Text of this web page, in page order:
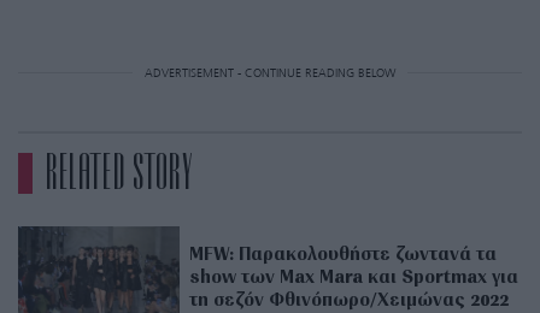
ADVERTISEMENT - CONTINUE READING BELOW
RELATED STORY
MFW: Παρακολουθήστε ζωντανά τα
show των Max Mara και Sportmax για
τη σεζόν Φθινόπωρο/Χειμώνας 2022